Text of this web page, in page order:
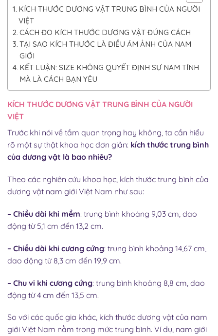
KÍCH THƯỚC DƯƠNG VẬT TRUNG BÌNH CỦA NGƯỜI
VIỆT
CÁCH ĐO KÍCH THƯỚC DƯƠNG VẬT ĐÚNG CÁCH
TẠI SAO KÍCH THƯỚC LÀ ĐIỀU ÁM ẢNH CỦA NAM
GIỚI
KẾT LUẬN: SIZE KHÔNG QUYẾT ĐỊNH SỰ NAM TÍNH
MÀ LÀ CÁCH BẠN YÊU
KÍCH THƯỚC DƯƠNG VẬT TRUNG BÌNH CỦA NGƯỜI
VIỆT
Trước khi nói về tầm quan trọng hay không, ta cần hiểu
rõ một sự thật khoa học đơn giản: kích thước trung bình
của dương vật là bao nhiêu?
Theo các nghiên cứu khoa học, kích thước trung bình của
dương vật nam giới Việt Nam như sau:
– Chiều dài khi mềm: trung bình khoảng 9,03 cm, dao
động từ 5,1 cm đến 13,2 cm.
– Chiều dài khi cương cứng: trung bình khoảng 14,67 cm,
dao động từ 8,3 cm đến 19,9 cm.
– Chu vi khi cương cứng: trung bình khoảng 8,8 cm, dao
động từ 4 cm đến 13,5 cm.
So với các quốc gia khác, kích thước dương vật của nam
giới Việt Nam nằm trong mức trung bình. Ví dụ, nam giới